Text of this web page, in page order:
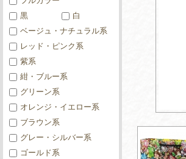
黒
白
ベージュ・ナチュラル系
レッド・ピンク系
紫系
紺・ブルー系
グリーン系
オレンジ・イエロー系
ブラウン系
グレー・シルバー系
ゴールド系